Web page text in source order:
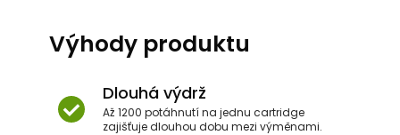
Výhody produktu
Dlouhá výdrž
Až 1200 potáhnutí na jednu cartridge
zajišťuje dlouhou dobu mezi výměnami.